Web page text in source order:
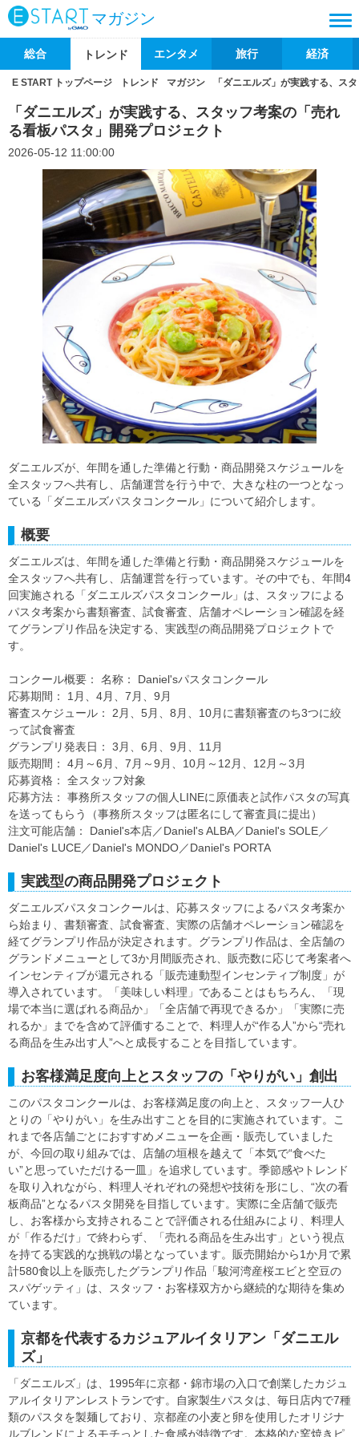
マガジン
総合 トレンド エンタメ 旅行 経済
E START トップページ トレンド マガジン 「ダニエルズ」が実践する、ス
「ダニエルズ」が実践する、スタッフ考案の「売れ
る看板パスタ」開発プロジェクト
2026-05-12 11:00:00
ダニエルズが、年間を通した準備と行動・商品開発スケジュールを
全スタッフへ共有し、店舗運営を行う中で、大きな柱の一つとなっ
ている「ダニエルズパスタコンクール」について紹介します。
概要
ダニエルズは、年間を通した準備と行動・商品開発スケジュールを
全スタッフへ共有し、店舗運営を行っています。その中でも、年間4
回実施される「ダニエルズパスタコンクール」は、スタッフによる
パスタ考案から書類審査、試食審査、店舗オペレーション確認を経
てグランプリ作品を決定する、実践型の商品開発プロジェクトで
す。
コンクール概要： 名称： Daniel'sパスタコンクール
応募期間： 1月、4月、7月、9月
審査スケジュール： 2月、5月、8月、10月に書類審査のち3つに絞
って試食審査
グランプリ発表日： 3月、6月、9月、11月
販売期間： 4月～6月、7月～9月、10月～12月、12月～3月
応募資格： 全スタッフ対象
応募方法： 事務所スタッフの個人LINEに原価表と試作パスタの写真
を送ってもらう（事務所スタッフは匿名にして審査員に提出）
注文可能店舗： Daniel's本店／Daniel's ALBA／Daniel's SOLE／
Daniel's LUCE／Daniel's MONDO／Daniel's PORTA
実践型の商品開発プロジェクト
ダニエルズパスタコンクールは、応募スタッフによるパスタ考案か
ら始まり、書類審査、試食審査、実際の店舗オペレーション確認を
経てグランプリ作品が決定されます。グランプリ作品は、全店舗の
グランドメニューとして3か月間販売され、販売数に応じて考案者へ
インセンティブが還元される「販売連動型インセンティブ制度」が
導入されています。「美味しい料理」であることはもちろん、「現
場で本当に選ばれる商品か」「全店舗で再現できるか」「実際に売
れるか」までを含めて評価することで、料理人が“作る人”から“売れ
る商品を生み出す人”へと成長することを目指しています。
お客様満足度向上とスタッフの「やりがい」創出
このパスタコンクールは、お客様満足度の向上と、スタッフ一人ひ
とりの「やりがい」を生み出すことを目的に実施されています。こ
れまで各店舗ごとにおすすめメニューを企画・販売していました
が、今回の取り組みでは、店舗の垣根を越えて「本気で“食べた
い”と思っていただける一皿」を追求しています。季節感やトレンド
を取り入れながら、料理人それぞれの発想や技術を形にし、“次の看
板商品”となるパスタ開発を目指しています。実際に全店舗で販売
し、お客様から支持されることで評価される仕組みにより、料理人
が「作るだけ」で終わらず、「売れる商品を生み出す」という視点
を持てる実践的な挑戦の場となっています。販売開始から1か月で累
計580食以上を販売したグランプリ作品「駿河湾産桜エビと空豆の
スパゲッティ」は、スタッフ・お客様双方から継続的な期待を集め
ています。
京都を代表するカジュアルイタリアン「ダニエル
ズ」
「ダニエルズ」は、1995年に京都・錦市場の入口で創業したカジュ
アルイタリアンレストランです。自家製生パスタは、毎日店内で7種
類のパスタを製麺しており、京都産の小麦と卵を使用したオリジナ
ルブレンドによるモチっとした食感が特徴です。本格的な窯焼きピ